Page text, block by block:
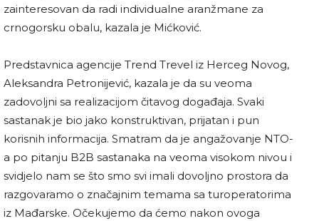
zainteresovan da radi individualne aranžmane za
crnogorsku obalu, kazala je Mićković.
Predstavnica agencije Trend Trevel iz Herceg Novog,
Aleksandra Petronijević, kazala je da su veoma
zadovoljni sa realizacijom čitavog događaja. Svaki
sastanak je bio jako konstruktivan, prijatan i pun
korisnih informacija. Smatram da je angažovanje NTO-
a po pitanju B2B sastanaka na veoma visokom nivou i
svidjelo nam se što smo svi imali dovoljno prostora da
razgovaramo o značajnim temama sa turoperatorima
iz Mađarske. Očekujemo da ćemo nakon ovoga